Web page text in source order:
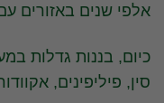
אלפי שנים באזורים
סין, פיליפינים,